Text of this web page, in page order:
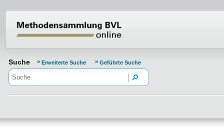
Suche Erweiterte Suche Geführte Suche